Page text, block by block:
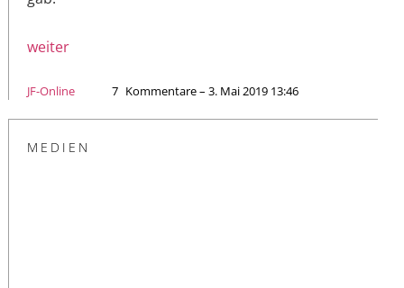
weiter
JF-Online 7 Kommentare – 3. Mai 2019 13:46
MEDIEN